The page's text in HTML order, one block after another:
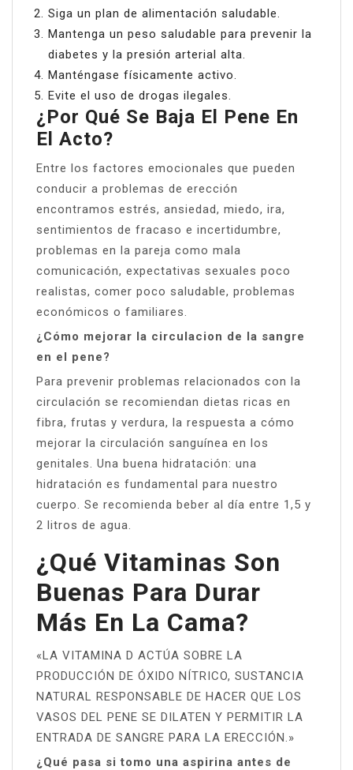
Siga un plan de alimentación saludable.
Mantenga un peso saludable para prevenir la
diabetes y la presión arterial alta.
Manténgase físicamente activo.
Evite el uso de drogas ilegales.
¿Por Qué Se Baja El Pene En
El Acto?
Entre los factores emocionales que pueden
conducir a problemas de erección
encontramos estrés, ansiedad, miedo, ira,
sentimientos de fracaso e incertidumbre,
problemas en la pareja como mala
comunicación, expectativas sexuales poco
realistas, comer poco saludable, problemas
económicos o familiares.
¿Cómo mejorar la circulacion de la sangre
en el pene?
Para prevenir problemas relacionados con la
circulación se recomiendan dietas ricas en
fibra, frutas y verdura, la respuesta a cómo
mejorar la circulación sanguínea en los
genitales. Una buena hidratación: una
hidratación es fundamental para nuestro
cuerpo. Se recomienda beber al día entre 1,5 y
2 litros de agua.
¿Qué Vitaminas Son
Buenas Para Durar
Más En La Cama?
«LA VITAMINA D ACTÚA SOBRE LA
PRODUCCIÓN DE ÓXIDO NÍTRICO, SUSTANCIA
NATURAL RESPONSABLE DE HACER QUE LOS
VASOS DEL PENE SE DILATEN Y PERMITIR LA
ENTRADA DE SANGRE PARA LA ERECCIÓN.»
¿Qué pasa si tomo una aspirina antes de